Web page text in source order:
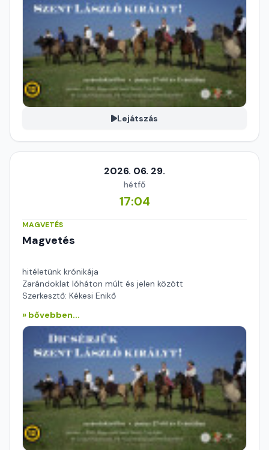
Lejátszás
2026. 06. 29.
hétfő
17:04
MAGVETÉS
Magvetés
hitéletünk krónikája
Zarándoklat lóháton múlt és jelen között
Szerkesztő: Kékesi Enikő
» bővebben...